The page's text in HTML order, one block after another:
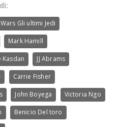
Gli ultimi Jedi
Mark Hamill
Kasdan JJ Abrams
Carrie Fisher
John Boyega Victoria Ngo
Benicio Del toro